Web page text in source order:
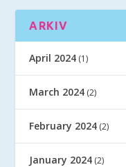
ARKIV
April 2024 (1)
March 2024 (2)
February 2024 (2)
January 2024 (2)